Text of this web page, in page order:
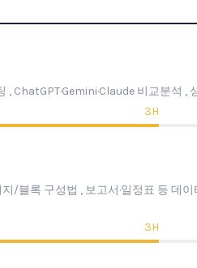
ChatGPT·Gemini·Claude 비교분석 ,
3H
/블록 구성법 , 보고서·일정표 등 데
3H